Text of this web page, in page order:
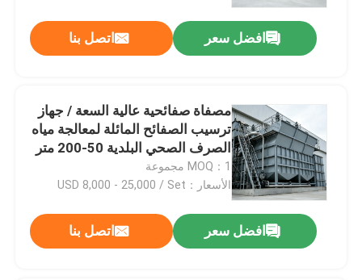
افضل سعر اتصل بنا
مصفاة صفائحية عالية السعة / جهاز
ترسيب الصفائح المائلة لمعالجة مياه
الصرف الصحي البلدية 50-200 متر
مكعب/ساعة
MOQ：1 مجموعة
الأسعار：USD 8,000 - 25,000 / Set
افضل سعر اتصل بنا